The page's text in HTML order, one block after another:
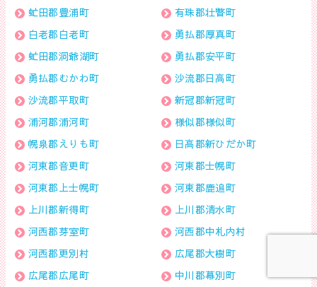
虻田郡豊浦町
有珠郡壮瞥町
白老郡白老町
勇払郡厚真町
虻田郡洞爺湖町
勇払郡安平町
勇払郡むかわ町
沙流郡日高町
沙流郡平取町
新冠郡新冠町
浦河郡浦河町
様似郡様似町
幌泉郡えりも町
日高郡新ひだか町
河東郡音更町
河東郡士幌町
河東郡上士幌町
河東郡鹿追町
上川郡新得町
上川郡清水町
河西郡芽室町
河西郡中札内村
河西郡更別村
広尾郡大樹町
広尾郡広尾町
中川郡幕別町